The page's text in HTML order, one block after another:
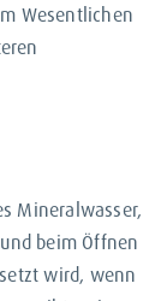
Wesentlichen
Mineralwasser,
beim Öffnen
wird, wenn